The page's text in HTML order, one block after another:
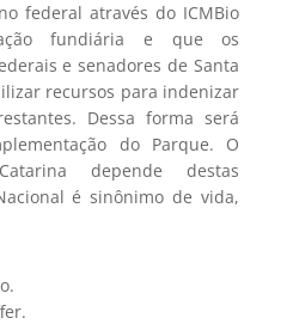
federal através do ICMBio
fundiária e que os
e senadores de Santa
recursos para indenizar
Dessa forma será
do Parque. O
depende destas
é sinônimo de vida,